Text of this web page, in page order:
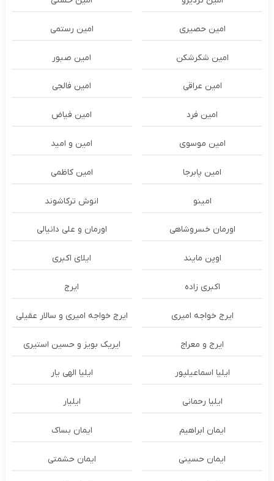
امین حصیری امین رستمی
امین شکرشکن امین صبور
امین عراقی امین فالجی
امین فرد امین فیاض
امین موسوی امین و امید
امین پابرجا امین کاظمی
امینو انوش ترکاشوند
اورمان خسروشاهی اورمان و علی دانیالی
اوپن مایند ايلاى اكبرى
اکبری زاده ایرج
ایرج خواجه امیری ایرج خواجه امیری و سالار عقیلی
ایرج و معراج ایریک بویز و حسین استیری
ایلیا اسماعیلپور ایلیا الهی یار
ایلیا رحمانی ایلیار
ایمان ابراهیم ایمان بساک
ایمان حسینی ایمان حشمتی